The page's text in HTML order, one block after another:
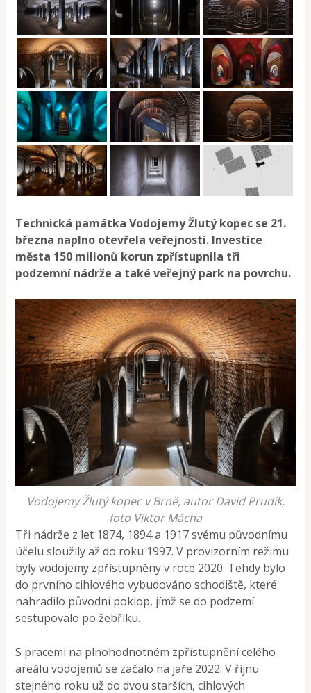
Technická památka Vodojemy Žlutý kopec se 21.
března naplno otevřela veřejnosti. Investice
města 150 milionů korun zpřístupnila tři
podzemní nádrže a také veřejný park na povrchu.
Vodojemy Žlutý kopec v Brně, autor David Prudík,
foto Viktor Mácha
Tři nádrže z let 1874, 1894 a 1917 svému původnímu
účelu sloužily až do roku 1997. V provizorním režimu
byly vodojemy zpřístupněny v roce 2020. Tehdy bylo
do prvního cihlového vybudováno schodiště, které
nahradilo původní poklop, jímž se do podzemí
sestupovalo po žebříku.
S pracemi na plnohodnotném zpřístupnění celého
areálu vodojemů se začalo na jaře 2022. V říjnu
stejného roku už do dvou starších, cihlových